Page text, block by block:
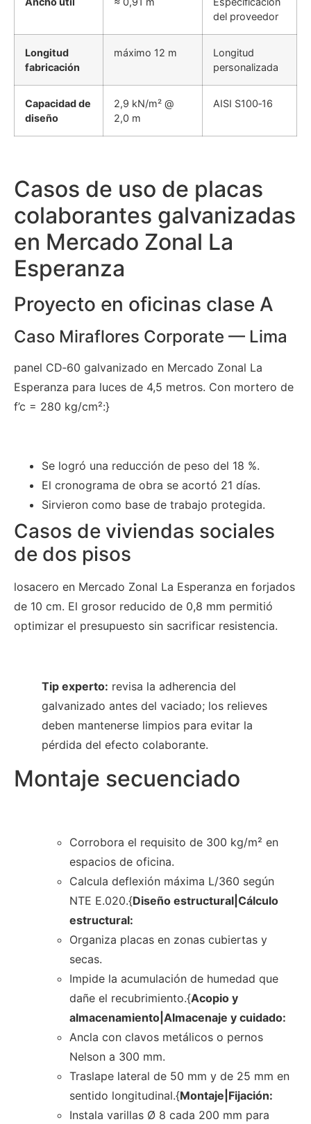
del proveedor
Longitud
fabricación
máximo 12 m
Longitud
personalizada
Capacidad de
diseño
2,9 kN/m² @
2,0 m
AISI S100‑16
Casos de uso de placas
colaborantes galvanizadas
en Mercado Zonal La
Esperanza
Proyecto en oficinas clase A
Caso Miraflores Corporate — Lima
panel CD‑60 galvanizado en Mercado Zonal La
Esperanza para luces de 4,5 metros. Con mortero de
f’c = 280 kg/cm²:}
Se logró una reducción de peso del 18 %.
El cronograma de obra se acortó 21 días.
Sirvieron como base de trabajo protegida.
Casos de viviendas sociales
de dos pisos
losacero en Mercado Zonal La Esperanza en forjados
de 10 cm. El grosor reducido de 0,8 mm permitió
optimizar el presupuesto sin sacrificar resistencia.
Tip experto: revisa la adherencia del
galvanizado antes del vaciado; los relieves
deben mantenerse limpios para evitar la
pérdida del efecto colaborante.
Montaje secuenciado
Corrobora el requisito de 300 kg/m² en
espacios de oficina.
Calcula deflexión máxima L/360 según
NTE E.020.{Diseño estructural|Cálculo
estructural:
Organiza placas en zonas cubiertas y
secas.
Impide la acumulación de humedad que
dañe el recubrimiento.{Acopio y
almacenamiento|Almacenaje y cuidado:
Ancla con clavos metálicos o pernos
Nelson a 300 mm.
Traslape lateral de 50 mm y de 25 mm en
sentido longitudinal.{Montaje|Fijación:
Instala varillas Ø 8 cada 200 mm para